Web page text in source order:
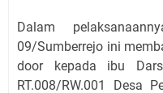
Dalam
09/Sumberrejo ini
door kepada ibu
RT.008/RW.001 Desa